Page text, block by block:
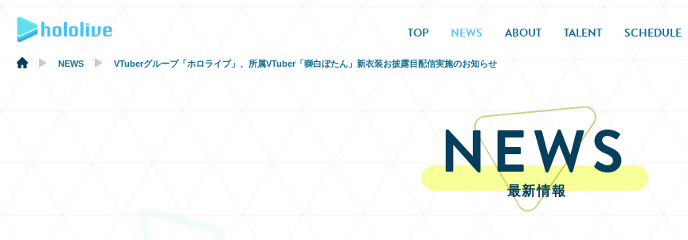
TOP NEWS ABOUT TALENT SCHEDULE
NEWS VTuberグループ「ホロライブ」、所属VTuber「獅白ぼたん」新衣装お披露目配信実施のお知らせ
NEWS
最新情報